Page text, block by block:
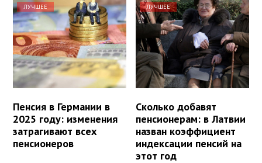
ЛУЧШЕЕ
Пенсия в Германии в
2025 году: изменения
затрагивают всех
пенсионеров
ЛУЧШЕЕ
Сколько добавят
пенсионерам: в Латвии
назван коэффициент
индексации пенсий на
этот год